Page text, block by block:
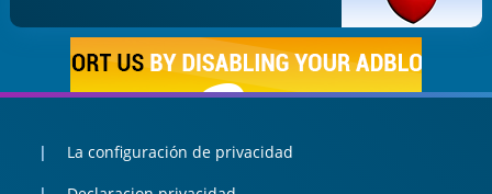
La configuración de privacidad